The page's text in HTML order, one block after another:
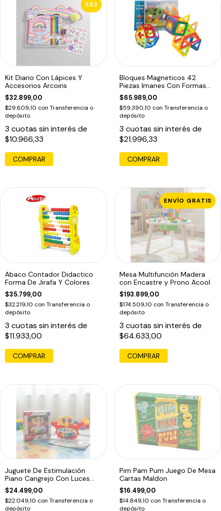
3X2
Kit Diario Con Lápices Y
Accesorios Arcoiris
$32.899,00
$29.609,10 con Transferencia o
depósito
3 cuotas sin interés de
$10.966,33
Bloques Magneticos 42
Piezas Imanes Con Formas
Magnetic Blocks Inspire Set
$65.989,00
$59.390,10 con Transferencia o
depósito
3 cuotas sin interés de
$21.996,33
Abaco Contador Didactico
Forma De Jirafa Y Colores
$35.799,00
$32.219,10 con Transferencia o
depósito
3 cuotas sin interés de
$11.933,00
COMPRAR
ENVÍO GRATIS
Mesa Multifunción Madera
con Encastre y Prono Acool
$193.899,00
$174.509,10 con Transferencia o
depósito
3 cuotas sin interés de
$64.633,00
Juguete De Estimulación
Piano Cangrejo Con Luces
Para Bebé
$24.499,00
$22.049,10 con Transferencia o
depósito
Pim Pam Pum Juego De Mesa
Cartas Maldon
$16.499,00
$14.849,10 con Transferencia o
depósito